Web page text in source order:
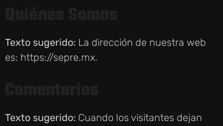
Texto sugerido: La dirección de nuestra web
es: https://sepre.mx.
Texto sugerido: Cuando los visitantes dejan